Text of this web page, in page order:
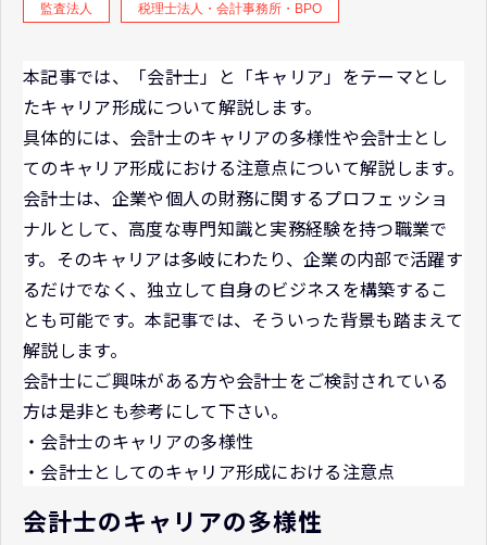
監査法人 税理士法人・会計事務所・BPO
本記事では、「会計士」と「キャリア」をテーマとし
たキャリア形成について解説します。
具体的には、会計士のキャリアの多様性や会計士とし
てのキャリア形成における注意点について解説します。
会計士は、企業や個人の財務に関するプロフェッショ
ナルとして、高度な専門知識と実務経験を持つ職業で
す。そのキャリアは多岐にわたり、企業の内部で活躍す
るだけでなく、独立して自身のビジネスを構築するこ
とも可能です。本記事では、そういった背景も踏まえて
解説します。
会計士にご興味がある方や会計士をご検討されている
方は是非とも参考にして下さい。
・会計士のキャリアの多様性
・会計士としてのキャリア形成における注意点
会計士のキャリアの多様性